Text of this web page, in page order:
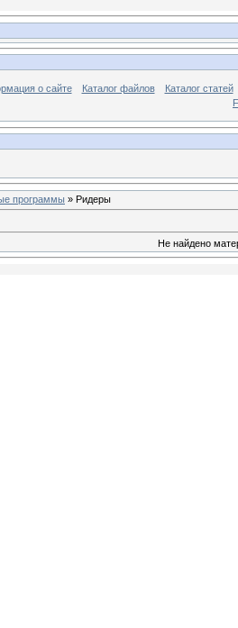
о сайте Каталог файлов
Каталог статей
программы » Ридеры
Не найдено